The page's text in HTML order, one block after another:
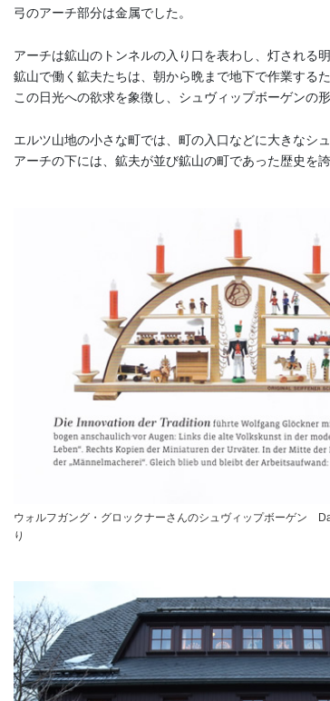
弓のアーチ部分は金属でした。
アーチは鉱山のトンネルの入り口を表わし、灯される
鉱山で働く鉱夫たちは、朝から晩まで地下で作業する
この日光への欲求を象徴し、シュヴィップボーゲンの
エルツ山地の小さな町では、町の入口などに大きなシ
アーチの下には、鉱夫が並び鉱山の町であった歴史を
ウォルフガング・グロックナーさんのシュヴィップボーゲン
り